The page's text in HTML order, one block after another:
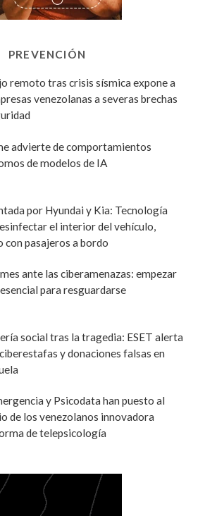
PREVENCIÓN
remoto tras crisis sísmica expone a
venezolanas a severas brechas
advierte de comportamientos
de modelos de IA
por Hyundai y Kia: Tecnología
el interior del vehículo,
con pasajeros a bordo
ante las ciberamenazas: empezar
para resguardarse
social tras la tragedia: ESET alerta
y donaciones falsas en
y Psicodata han puesto al
de los venezolanos innovadora
de telepsicología